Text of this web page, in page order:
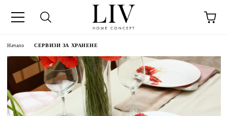
Начало СЕРВИЗИ ЗА ХРАНЕНЕ